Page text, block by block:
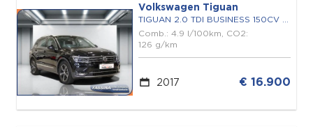
Volkswagen Tiguan
TIGUAN 2.0 TDI BUSINESS 150CV DSG
Comb.: 4.9 l/100km, CO2:
126 g/km
2017 € 16.900